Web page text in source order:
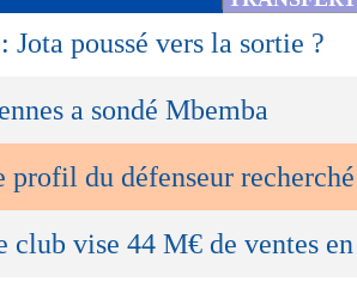
: Jota poussé vers la sortie ?
a sondé Mbemba
profil du défenseur recherché
club vise 44 M€ de ventes